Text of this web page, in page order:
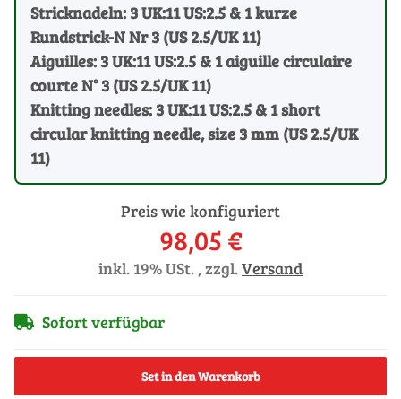
Stricknadeln: 3 UK:11 US:2.5 & 1 kurze
Rundstrick-N Nr 3 (US 2.5/UK 11)
Aiguilles: 3 UK:11 US:2.5 & 1 aiguille circulaire
courte N° 3 (US 2.5/UK 11)
Knitting needles: 3 UK:11 US:2.5 & 1 short
circular knitting needle, size 3 mm (US 2.5/UK
11)
Preis wie konfiguriert
98,05 €
inkl. 19% USt. , zzgl.Versand
Sofort verfügbar
Set in den Warenkorb